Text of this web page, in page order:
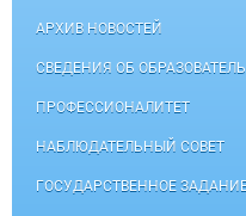
АРХИВ НОВОСТЕЙ
СВЕДЕНИЯ ОБ
ПРОФЕССИОНАЛИТЕТ
НАБЛЮДАТЕЛЬНЫЙ СОВЕТ
ГОСУДАРСТВЕННОЕ